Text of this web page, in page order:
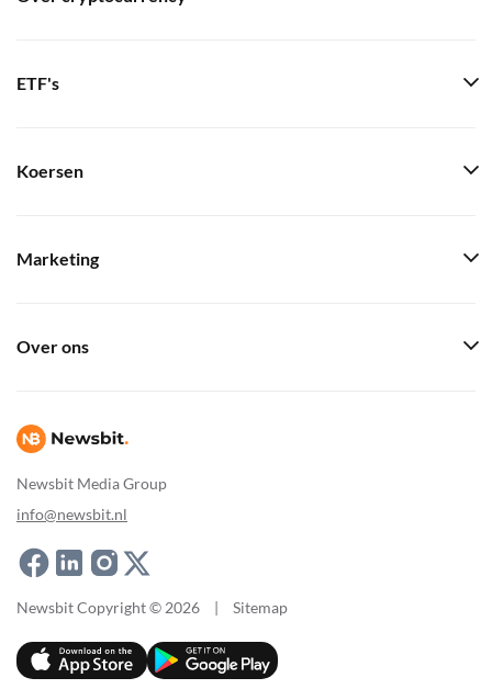
Newsbit Media Group
info@newsbit.nl
ETF's
Koersen
Marketing
Over ons
Newsbit Copyright © 2026 | Sitemap